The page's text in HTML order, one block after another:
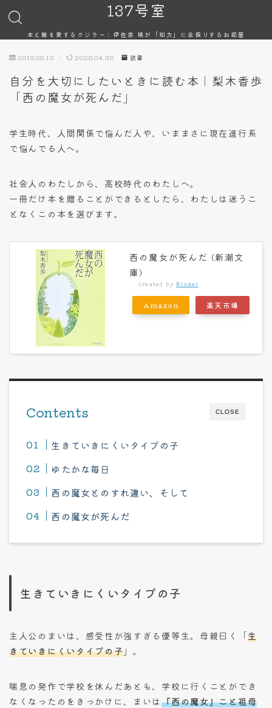
137号室
本と鯨を愛するクジラー：伊佐奈 瑛が「知力」に全振りするお部屋
2019.06.13 2026.04.30 読書
自分を大切にしたいときに読む本｜梨木香歩
「西の魔女が死んだ」
学生時代、人間関係で悩んだ人や、いままさに現在進行系
で悩んでる人へ。
社会人のわたしから、高校時代のわたしへ。
一冊だけ本を贈ることができるとしたら、わたしは迷うこ
となくこの本を選びます。
西の魔女が死んだ (新潮文
庫)
created byRinker
Amazon 楽天市場
CLOSE
Contents
生きていきにくいタイプの子
ゆたかな毎日
西の魔女とのすれ違い、そして
西の魔女が死んだ
生きていきにくいタイプの子
主人公のまいは、感受性が強すぎる優等生。母親曰く「生
きていきにくいタイプの子」。
喘息の発作で学校を休んだあとも、学校に行くことができ
なくなったのをきっかけに、まいは『西の魔女』こと祖母